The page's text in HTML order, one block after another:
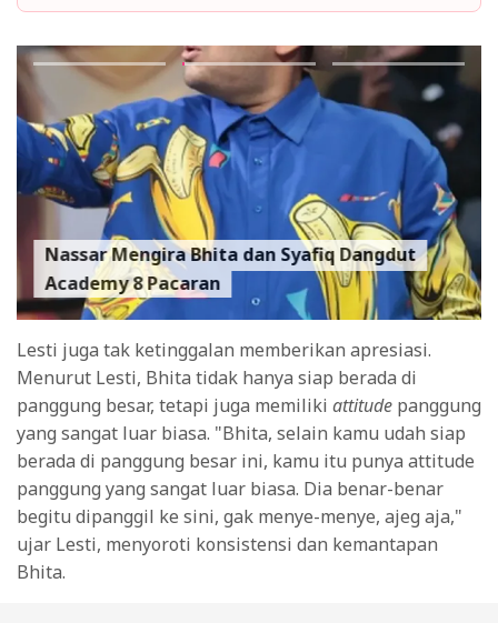
Nassar Mengira Bhita dan Syafiq Dangdut
Academy 8 Pacaran
Lesti juga tak ketinggalan memberikan apresiasi.
Menurut Lesti, Bhita tidak hanya siap berada di
panggung besar, tetapi juga memiliki attitude panggung
yang sangat luar biasa. "Bhita, selain kamu udah siap
berada di panggung besar ini, kamu itu punya attitude
panggung yang sangat luar biasa. Dia benar-benar
begitu dipanggil ke sini, gak menye-menye, ajeg aja,"
ujar Lesti, menyoroti konsistensi dan kemantapan
Bhita.